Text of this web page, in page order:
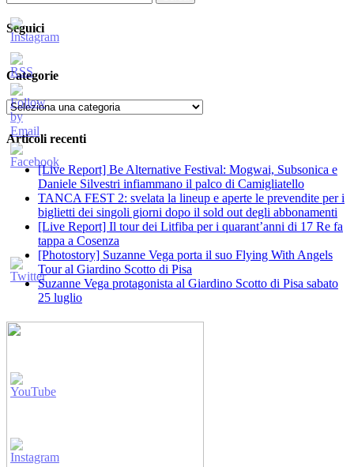
per:
Seguici
Categorie
Categorie
Articoli recenti
[Live Report] Be Alternative Festival: Mogwai, Subsonica e
Daniele Silvestri infiammano il palco di Camigliatello
TANCA FEST 2: svelata la lineup e aperte le prevendite per i
biglietti dei singoli giorni dopo il sold out degli abbonamenti
[Live Report] Il tour dei Litfiba per i quarant’anni di 17 Re fa
tappa a Cosenza
[Photostory] Suzanne Vega porta il suo Flying With Angels
Tour al Giardino Scotto di Pisa
Suzanne Vega protagonista al Giardino Scotto di Pisa sabato
25 luglio